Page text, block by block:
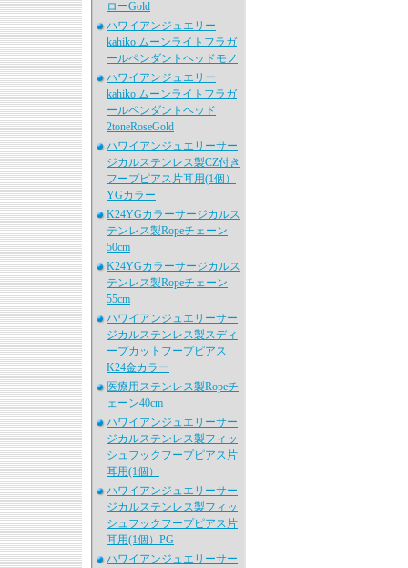
ローGold
ハワイアンジュエリー
kahiko ムーンライトフラガ
ールペンダントヘッドモノ
ハワイアンジュエリー
kahiko ムーンライトフラガ
ールペンダントヘッド
2toneRoseGold
ハワイアンジュエリーサー
ジカルステンレス製CZ付き
フープピアス片耳用(1個）
YGカラー
K24YGカラーサージカルス
テンレス製Ropeチェーン
50cm
K24YGカラーサージカルス
テンレス製Ropeチェーン
55cm
ハワイアンジュエリーサー
ジカルステンレス製スディ
ープカットフープピアス
K24金カラー
医療用ステンレス製Ropeチ
ェーン40cm
ハワイアンジュエリーサー
ジカルステンレス製フィッ
シュフックフープピアス片
耳用(1個）
ハワイアンジュエリーサー
ジカルステンレス製フィッ
シュフックフープピアス片
耳用(1個）PG
ハワイアンジュエリーサー